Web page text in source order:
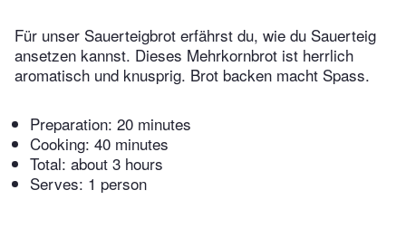
Für unser Sauerteigbrot erfährst du, wie du Sauerteig
ansetzen kannst. Dieses Mehrkornbrot ist herrlich
aromatisch und knusprig. Brot backen macht Spass.
Preparation: 20 minutes
Cooking: 40 minutes
Total: about 3 hours
Serves: 1 person